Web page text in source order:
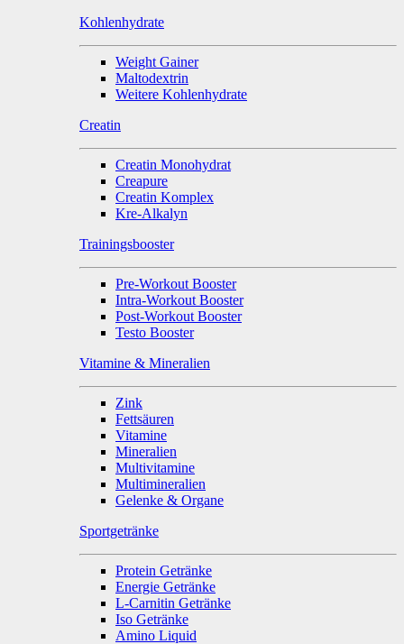
Kohlenhydrate
Weight Gainer
Maltodextrin
Weitere Kohlenhydrate
Creatin
Creatin Monohydrat
Creapure
Creatin Komplex
Kre-Alkalyn
Trainingsbooster
Pre-Workout Booster
Intra-Workout Booster
Post-Workout Booster
Testo Booster
Vitamine & Mineralien
Zink
Fettsäuren
Vitamine
Mineralien
Multivitamine
Multimineralien
Gelenke & Organe
Sportgetränke
Protein Getränke
Energie Getränke
L-Carnitin Getränke
Iso Getränke
Amino Liquid